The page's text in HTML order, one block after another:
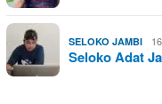
SELOKO JAMBI
Seloko Adat